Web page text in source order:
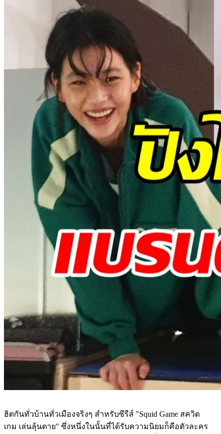
ฮิตกันทั่วบ้านทั่วเมืองจริงๆ สำหรับซีรีส์ "Squid Game สควิด
เกม เล่นลุ้นตาย" ซึ่งหนึ่งในนั้นที่ได้รับความนิยมก็คือตัวละคร